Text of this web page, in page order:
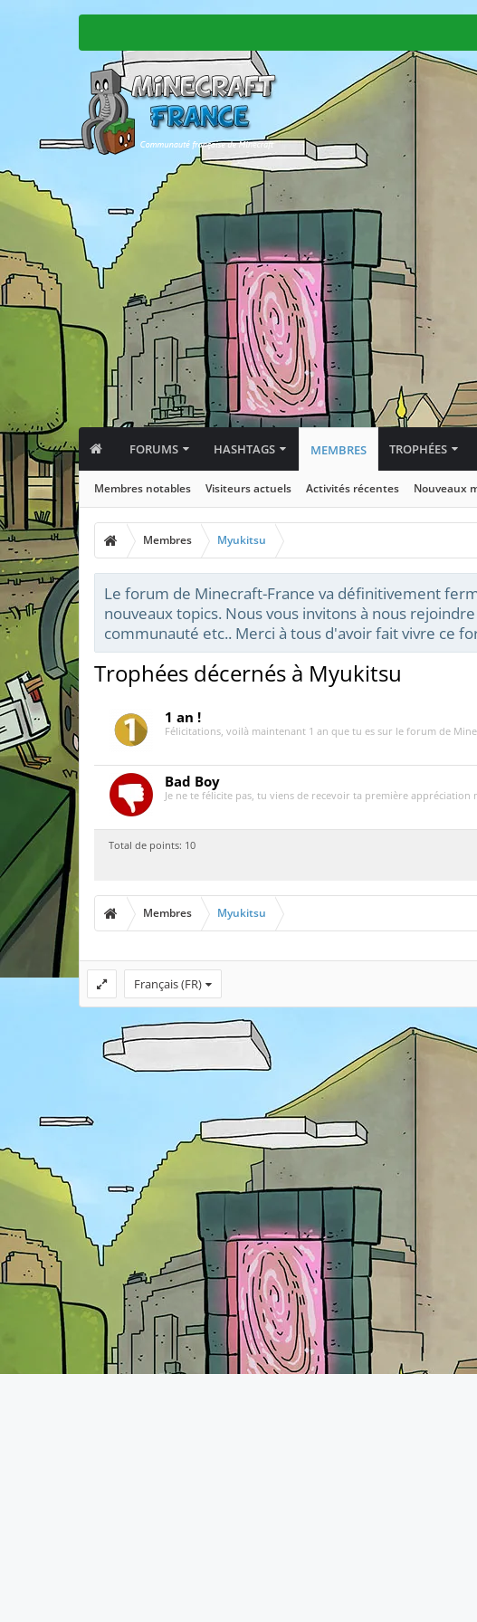
FORUMS HASHTAGS MEMBRES
Membres notables Visiteurs actuels Activités récentes Nouveaux
TROPHÉES
Membres Myukitsu
Le forum de Minecraft-France va définitivement
nouveaux topics. Nous vous invitons à nous
communauté etc.. Merci à tous d'avoir fait vivre ce
Trophées décernés à Myukitsu
1 an !
Félicitations, voilà maintenant 1 an que tu es sur le forum de
Bad Boy
Je ne te félicite pas, tu viens de recevoir ta première appréciation
Total de points: 10
Membres Myukitsu
Français (FR)